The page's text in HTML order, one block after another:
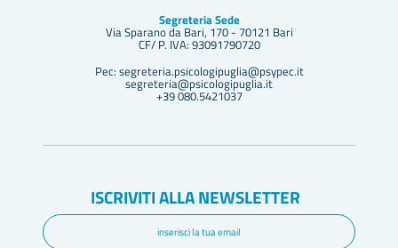
Segreteria Sede
Via Sparano da Bari, 170 - 70121 Bari
CF/ P. IVA: 93091790720
Pec: segreteria.psicologipuglia@psypec.it
segreteria@psicologipuglia.it
+39 080.5421037
ISCRIVITI ALLA NEWSLETTER